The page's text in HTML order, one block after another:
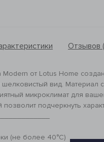
Отзывов
от Lotus Home
вид. Материал
микроклимат для
подчеркнуть
(не более 40°C)